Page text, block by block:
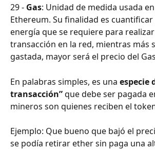
29 - Gas: Unidad de medida usada
Ethereum. Su finalidad es
energía que se requiere para
transacción en la red, mientras más
gastada, mayor será el precio del
En palabras simples, es una especie
transacción” que debe ser pagada
mineros son quienes reciben el
Ejemplo: Que bueno que bajó el
se podía retirar ether sin paga una